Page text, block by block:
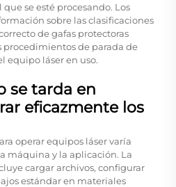
se esté procesando. Los
sobre las clasificaciones
de gafas protectoras
procedimientos de parada de
equipo láser en uso.
se tarda en
eficazmente los
operar equipos láser varía
máquina y la aplicación. La
cargar archivos, configurar
estándar en materiales